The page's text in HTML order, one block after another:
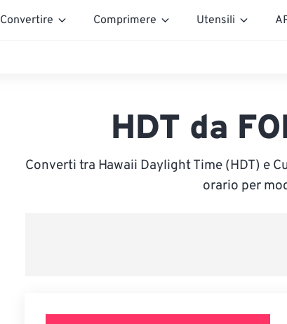
Convertire Comprimere Utensili
HDT da
Converti tra Hawaii Daylight Time (HDT) e
orario per